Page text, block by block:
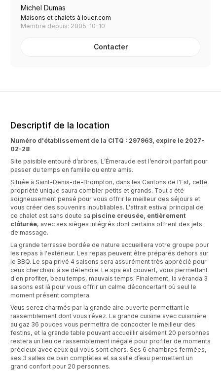
Michel Dumas
Maisons et chalets à louer.com
Membre depuis: 2005-10-10
Contacter
Descriptif de la location
Numéro d'établissement de la CITQ : 297963, expire le 2027-
02-28
Site paisible entouré d’arbres, L’Émeraude est l’endroit parfait pour
passer du temps en famille ou entre amis.
Située à Saint-Denis-de-Brompton, dans les Cantons de l'Est, cette
propriété unique saura combler petits et grands. Tout a été
soigneusement pensé pour vous offrir le meilleur des séjours et
vous créer des souvenirs inoubliables. L'attrait estival principal de
ce chalet est sans doute sa piscine creusée, entièrement
clôturée, avec ses sièges intégrés dont certains offrent des jets
de massage.
La grande terrasse bordée de nature accueillera votre groupe pour
les repas à l'extérieur. Les repas peuvent être préparés dehors sur
le BBQ. Le spa privé 4 saisons sera assurément très apprécié pour
ceux cherchant à se détendre. Le spa est couvert, vous permettant
d'en profiter, beau temps, mauvais temps. Finalement, la véranda 3
saisons est là pour vous offrir un calme déconcertant où seul le
moment présent comptera.
Vous serez charmés par la grande aire ouverte permettant le
rassemblement dont vous rêvez. La grande cuisine avec cuisinière
au gaz 36 pouces vous permettra de concocter le meilleur des
festins, et la grande table pouvant accueillir aisément 20 personnes
restera un lieu de rassemblement inégalé pour profiter de moments
précieux avec ceux qui vous sont chers. Ses 6 chambres fermées,
ses 3 salles de bain complètes et sa salle d’eau permettent un
grand confort pour 20 personnes.